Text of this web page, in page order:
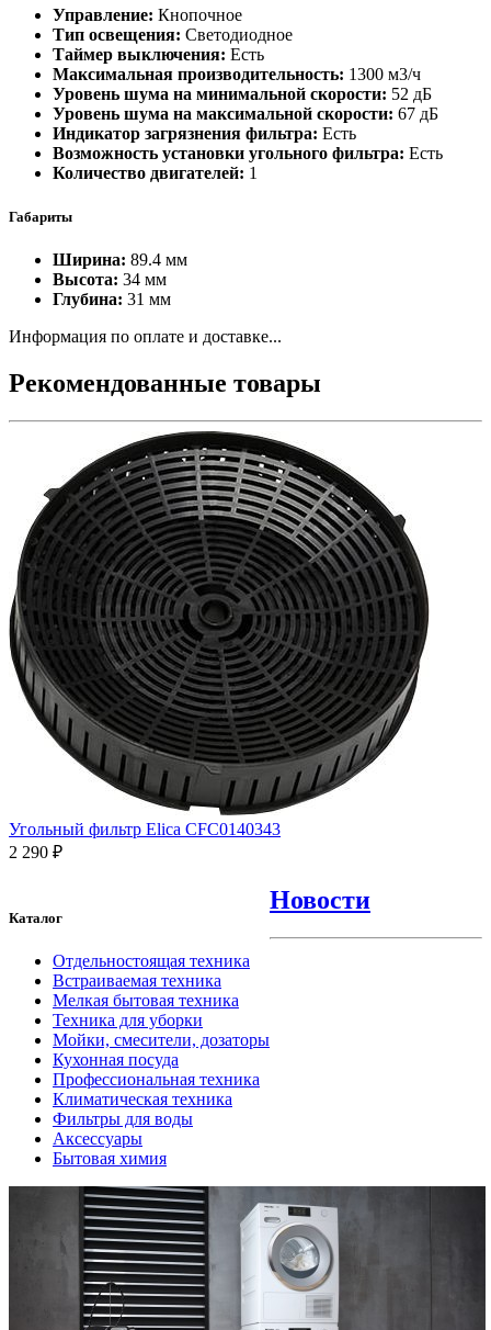
Управление: Кнопочное
Тип освещения: Светодиодное
Таймер выключения: Есть
Максимальная производительность: 1300 м3/ч
Уровень шума на минимальной скорости: 52 дБ
Уровень шума на максимальной скорости: 67 дБ
Индикатор загрязнения фильтра: Есть
Возможность установки угольного фильтра: Есть
Количество двигателей: 1
Габариты
Ширина: 89.4 мм
Высота: 34 мм
Глубина: 31 мм
Информация по оплате и доставке...
Рекомендованные товары
Угольный фильтр Elica CFC0140343
2 290 ₽
Каталог
Отдельностоящая техника
Встраиваемая техника
Мелкая бытовая техника
Техника для уборки
Мойки, смесители, дозаторы
Кухонная посуда
Профессиональная техника
Климатическая техника
Фильтры для воды
Аксессуары
Бытовая химия
Новости